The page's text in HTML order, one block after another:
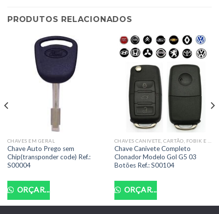
PRODUTOS RELACIONADOS
CHAVES EM GERAL
Chave Auto Prego sem
Chip(transponder code) Ref.:
S00004
ORÇAR...
Chave Canivete Completo
Clonador Modelo Gol G5 03
Botões Ref.: S00104
ORÇAR...